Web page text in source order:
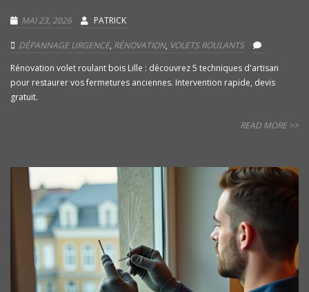
MAI 23, 2026 PATRICK
DÉPANNAGE URGENCE, RÉNOVATION, VOLETS ROULANTS
Rénovation volet roulant bois Lille : découvrez 5 techniques d'artisan
pour restaurer vos fermetures anciennes. Intervention rapide, devis
gratuit.
READ MORE >>